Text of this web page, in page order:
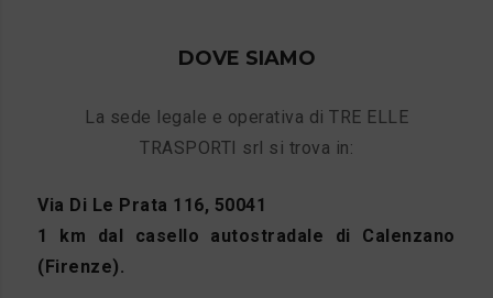
DOVE SIAMO
La sede legale e operativa di TRE ELLE
TRASPORTI srl si trova in:
Via Di Le Prata 116, 50041
1 km dal casello autostradale di Calenzano
(Firenze).